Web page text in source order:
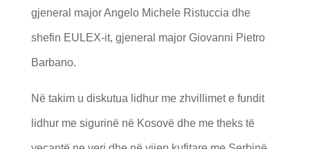
gjeneral major Angelo Michele Ristuccia dhe
shefin EULEX-it, gjeneral major Giovanni Pietro
Barbano.
Në takim u diskutua lidhur me zhvillimet e fundit
lidhur me sigurinë në Kosovë dhe me theks të